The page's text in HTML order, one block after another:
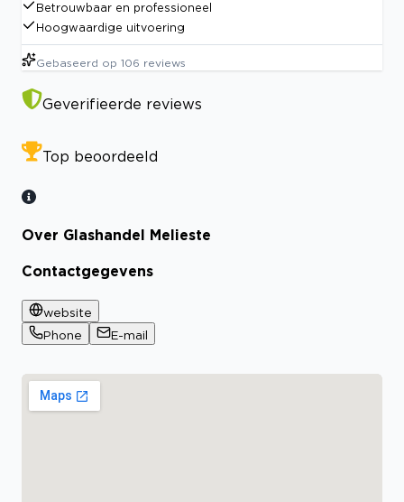
Betrouwbaar en professioneel
Hoogwaardige uitvoering
Gebaseerd op 106 reviews
Geverifieerde reviews
Top beoordeeld
Over Glashandel Melieste
Contactgegevens
website
Phone
E-mail